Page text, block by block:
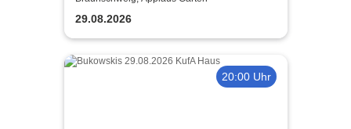
29.08.2026
20:00 Uhr